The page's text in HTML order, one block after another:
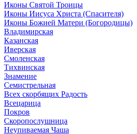
Иконы Святой Троицы
Иконы Иисуса Христа (Спасителя)
Иконы Божией Матери (Богородицы)
Владимирская
Казанская
Иверская
Смоленская
Тихвинская
Знамение
Семистрельная
Всех скорбящих Радость
Всецарица
Покров
Скоропослушница
Неупиваемая Чаша